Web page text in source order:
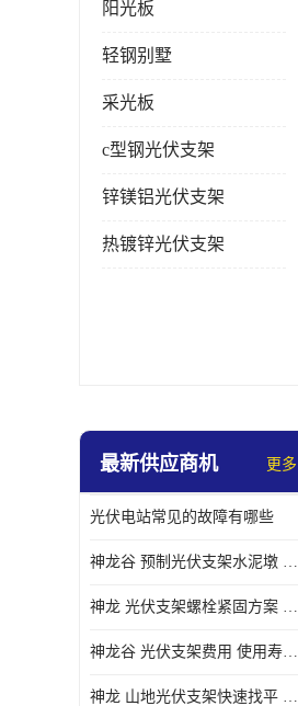
阳光板
轻钢别墅
采光板
c型钢光伏支架
锌镁铝光伏支架
热镀锌光伏支架
最新供应商机 更多
光伏电站常见的故障有哪些
神龙谷 预制光伏支架水泥墩 抗震性能优
神龙 光伏支架螺栓紧固方案 土地利用率高
神龙谷 光伏支架费用 使用寿命长
神龙 山地光伏支架快速找平 抗风耐压